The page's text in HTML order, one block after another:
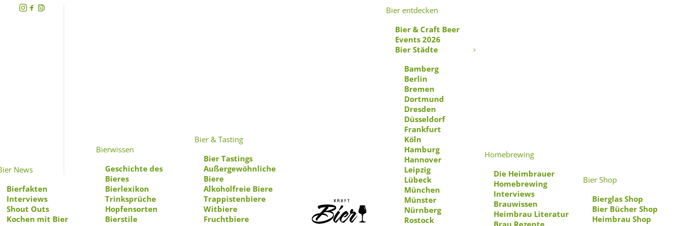
News
Bierfakten
Interviews
Shout Outs
Kochen mit Bier
Bierwissen
Geschichte des
Bieres
Bierlexikon
Trinksprüche
Hopfensorten
Bierstile
Bier & Tasting
Bier Tastings
Außergewöhnliche
Biere
Alkoholfreie Biere
Trappistenbiere
Witbiere
Fruchtbiere
Bier entdecken
Bier & Craft Beer
Events 2026
Bier Städte
Bamberg
Berlin
Bremen
Dortmund
Dresden
Düsseldorf
Frankfurt
Köln
Hamburg
Hannover
Leipzig
Lübeck
München
Münster
Nürnberg
Rostock
Homebrewing
Die Heimbrauer
Homebrewing
Interviews
Brauwissen
Heimbrau Literatur
Brau Rezepte
Bier Shop
Bierglas Shop
Bier Bücher Shop
Heimbrau Shop
Bieraufschäumer